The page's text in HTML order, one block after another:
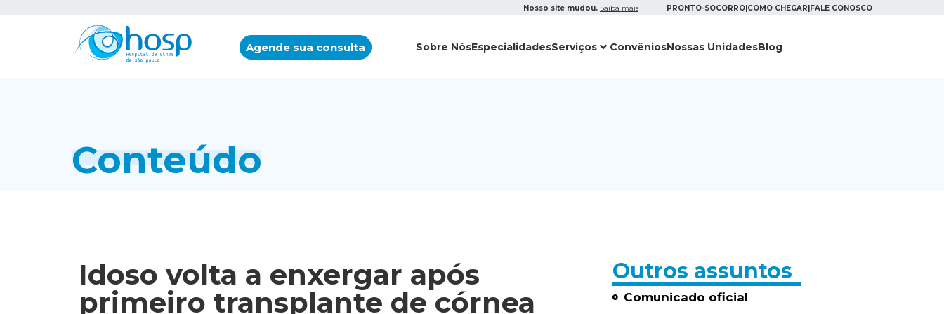
Nosso site mudou. Saiba mais PRONTO-SOCORRO|COMO CHEGAR|FALE CONOSCO
Agende sua consulta Sobre NósEspecialidadesServiços ConvêniosNossas UnidadesBlog
Conteúdo
Outros assuntos
Comunicado oficial
Idoso volta a enxergar após
primeiro transplante de córnea